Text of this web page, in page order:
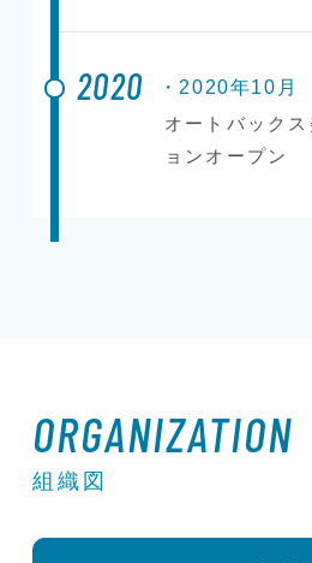
2020
・2020年10月
オートバック
ョンオープン
ORGANIZATION
組織図